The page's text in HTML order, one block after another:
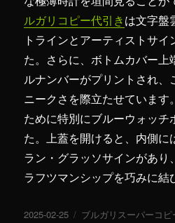
ルガリコピー代引きは文字盤
トラインとアーティストサ
た。さらに、ボトムカバー上
ルナンバーがプリントされ
ニークさを際立たせています
ために特別にブルーウォッチ
た。上蓋を開けると、内側に
ラン・グラッソサインがあり
ラフツマンシップを巧みに結
投
2025-02-25
カ
ブルガリスーパーコピ